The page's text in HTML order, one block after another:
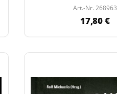
Art.-Nr. 268963
17,80 €